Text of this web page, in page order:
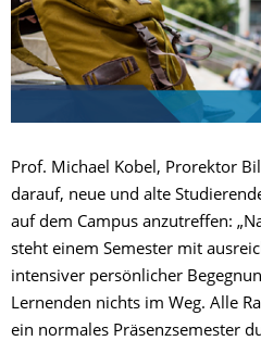
Prof. Michael Kobel, Prorektor
darauf, neue und alte
auf dem Campus anzutreffen:
steht einem Semester mit
intensiver persönlicher
Lernenden nichts im Weg. Alle
ein normales Präsenzsemester